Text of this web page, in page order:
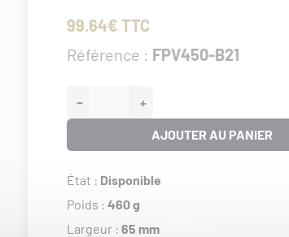
99.64€ TTC
Référence : FPV450-B21
− +
AJOUTER AU PANIER
État : Disponible
Poids : 460 g
Largeur : 65 mm